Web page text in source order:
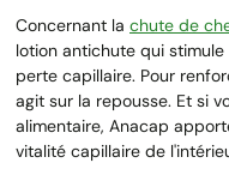
Concernant la chute de
lotion antichute qui
perte capillaire. Pour
agit sur la repousse. Et si
alimentaire, Anacap
vitalité capillaire de